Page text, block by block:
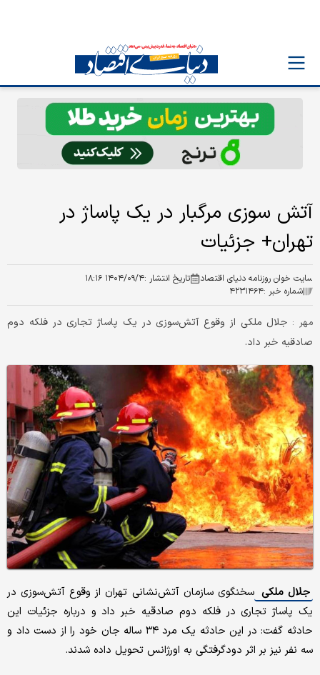
آتش سوزی مرگبار در یک پاساژ در
تهران+ جزئیات
سایت خوان روزنامه دنیای اقتصاد تاریخ انتشار :۱۴۰۴/۰۹/۴ ۱۸:۱۶
شماره خبر :۴۲۳۱۴۶۴
مهر : جلال ملکی از وقوع آتش‌سوزی در یک پاساژ تجاری در فلکه دوم
صادقیه خبر داد.
جلال ملکی سخنگوی سازمان آتش‌نشانی تهران از وقوع آتش‌سوزی در
یک پاساژ تجاری در فلکه دوم صادقیه خبر داد و درباره جزئیات این
حادثه گفت: در این حادثه یک مرد ۳۴ ساله جان خود را از دست داد و
سه نفر نیز بر اثر دودگرفتگی به اورژانس تحویل داده شدند.